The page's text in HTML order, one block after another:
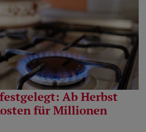
Ab Herbst
für Millionen